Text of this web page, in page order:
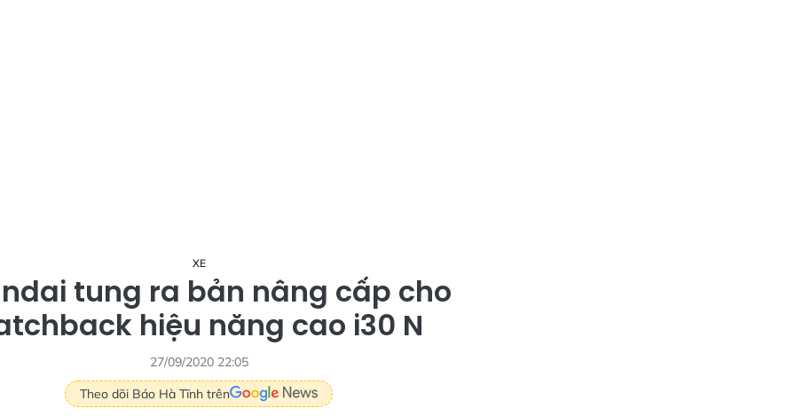
XE
tung ra bản nâng cấp cho
hiệu năng cao i30 N
27/09/2020 22:05
Theo dõi Báo Hà Tĩnh trên